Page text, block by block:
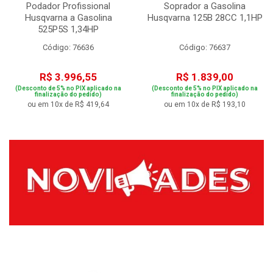
Podador Profissional
Husqvarna a Gasolina
525P5S 1,34HP
Código: 76636
R$ 3.996,55
(Desconto de 5% no PIX aplicado na
finalização do pedido)
ou em 10x de R$ 419,64
Soprador a Gasolina
Husqvarna 125B 28CC 1,1HP
Código: 76637
R$ 1.839,00
(Desconto de 5% no PIX aplicado na
finalização do pedido)
ou em 10x de R$ 193,10